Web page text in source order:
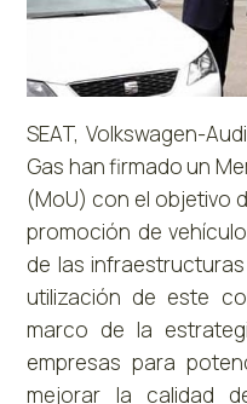
SEAT, Volkswagen-
Gas han firmado un
(MoU) con el objetivo
promoción de
de las
utilización de este
marco de la
empresas para
mejorar la calidad